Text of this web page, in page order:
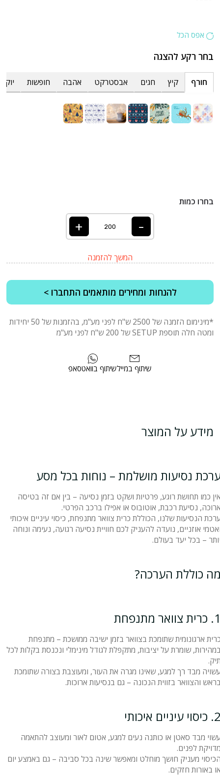
אפס הכל
בחר רקע להצגה
חורף קיץ חגים אבסטרקט אהבה חופשות
בחרו כמות
-
+
המשך להזמנה
להנחות ומחירים מותאמים התחברו >
*מינימום הזמנה של 2500 ש"ח לפני מע"מ, בהזמנות של 50 יחידות
ומטה חלה תוספת SETUP של 200 ש"ח לפני מע"מ
שיתוף בוואטסאפשיתוף במייל
מידע על המוצר
נסיעות מושלמת – נוחות בכל מסע
כמו תחושת רוגע, פרטיות ושקט בזמן נסיעה – בין אם זה בטיסה
נסיעת רכבת, אוטובוס או אפילו ברכב הפרטי.
הנסיעות שלנו, הכוללת כרית צוואר מתנפחת, כיסוי עיניים איכותי
אוזניים, נועדה להעניק לכם חוויית נסיעה רגועה, נעימה ונוחה
– בכל יעד בעולם.
כוללת הערכה?
מתנפחת
ארגונומית שתומכת בצוואר בזמן ישיבה ממושכת – מתנפחת
שומרת על יציבות, מתקפלת לגודל מינימלי ונכנסת בקלות לכל
מבד רך למגע, שאינו מגרה את העור, ומעוצבת בצורה שתומכת
והצוואר בזווית הנכונה – גם בנסיעות ארוכות.
איכותי
מבד סאטן או כותנה נעים למגע, אטום לאור ומעוצב להתאמה
לפנים.
מעניק חושך מוחלט ומאפשר שינה בכל סביבה – גם באמצע יום
באורות חזקים.